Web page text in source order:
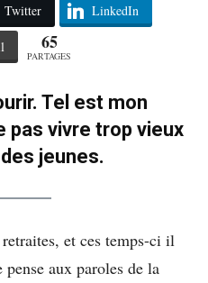
Twitter LinkedIn
65
PARTAGES
Tel est mon
pas vivre trop vieux
jeunes.
et ces temps-ci il
aux paroles de la